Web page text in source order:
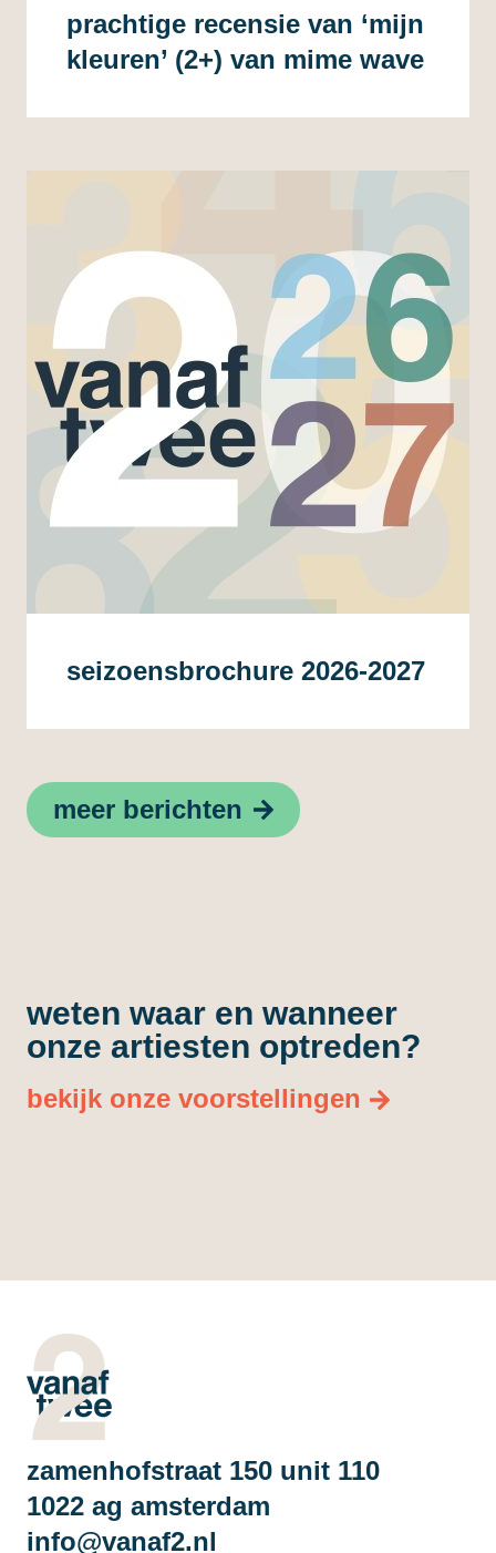
prachtige recensie van ‘mijn
kleuren’ (2+) van mime wave
seizoensbrochure 2026-2027
meer berichten
weten waar en wanneer
onze artiesten optreden?
bekijk onze voorstellingen
zamenhofstraat 150 unit 110
1022 ag amsterdam
info@vanaf2.nl